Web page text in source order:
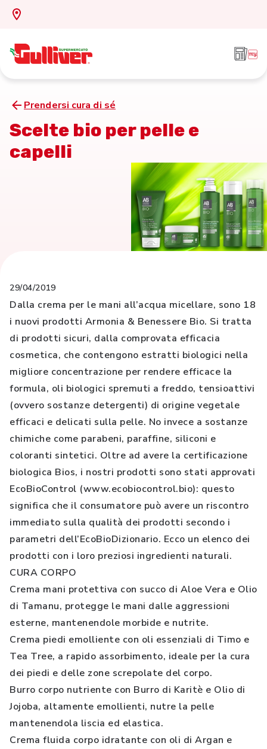
Prendersi cura di sé
Scelte bio per pelle e
capelli
29/04/2019
Dalla crema per le mani all’acqua micellare, sono 18
i nuovi prodotti Armonia & Benessere Bio. Si tratta
di prodotti sicuri, dalla comprovata efficacia
cosmetica, che contengono estratti biologici nella
migliore concentrazione per rendere efficace la
formula, oli biologici spremuti a freddo, tensioattivi
(ovvero sostanze detergenti) di origine vegetale
efficaci e delicati sulla pelle. No invece a sostanze
chimiche come parabeni, paraffine, siliconi e
coloranti sintetici. Oltre ad avere la certificazione
biologica Bios, i nostri prodotti sono stati approvati
EcoBioControl (www.ecobiocontrol.bio): questo
significa che il consumatore può avere un riscontro
immediato sulla qualità dei prodotti secondo i
parametri dell’EcoBioDizionario. Ecco un elenco dei
prodotti con i loro preziosi ingredienti naturali.
CURA CORPO
Crema mani protettiva con succo di Aloe Vera e Olio
di Tamanu, protegge le mani dalle aggressioni
esterne, mantenendole morbide e nutrite.
Crema piedi emolliente con oli essenziali di Timo e
Tea Tree, a rapido assorbimento, ideale per la cura
dei piedi e delle zone screpolate del corpo.
Burro corpo nutriente con Burro di Karitè e Olio di
Jojoba, altamente emollienti, nutre la pelle
mantenendola liscia ed elastica.
Crema fluida corpo idratante con oli di Argan e